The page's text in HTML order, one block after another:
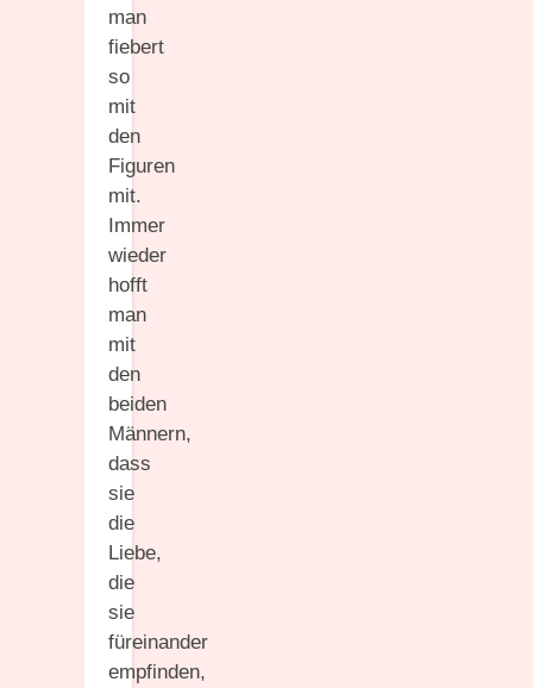
man
fiebert
so
mit
den
Figuren
mit.
Immer
wieder
hofft
man
mit
den
beiden
Männern,
dass
sie
die
Liebe,
die
sie
füreinander
empfinden,